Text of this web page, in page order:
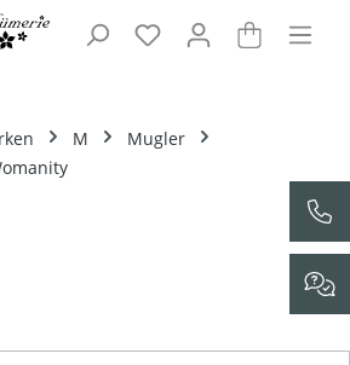
M
Mugler